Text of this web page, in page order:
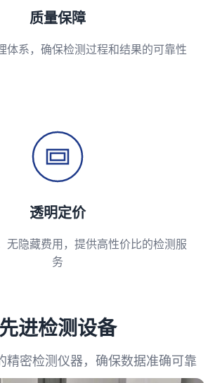
质量保障
体系，确保检测过程和结果的可靠性
透明定价
无隐藏费用，提供高性价比的检测服
务
先进检测设备
精密检测仪器，确保数据准确可靠